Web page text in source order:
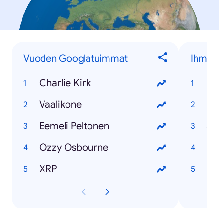
Vuoden Googlatuimmat
Charlie Kirk
Vaalikone
Eemeli Peltonen
Ozzy Osbourne
XRP